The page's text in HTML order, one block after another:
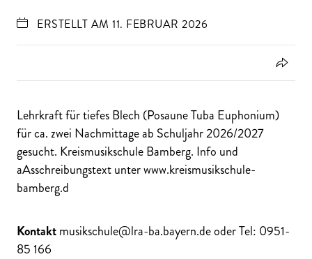
ERSTELLT AM 11. FEBRUAR 2026
Lehrkraft für tiefes Blech (Posaune Tuba Euphonium)
für ca. zwei Nachmittage ab Schuljahr 2026/2027
gesucht. Kreismusikschule Bamberg. Info und
aAsschreibungstext unter www.kreismusikschule-
bamberg.d
Kontaktmusikschule@lra-ba.bayern.de oder Tel: 0951-
85 166